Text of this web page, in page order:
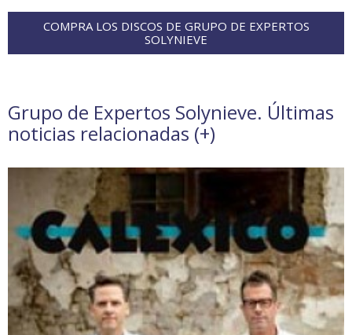
COMPRA LOS DISCOS DE GRUPO DE EXPERTOS
SOLYNIEVE
Grupo de Expertos Solynieve. Últimas
noticias relacionadas (+)